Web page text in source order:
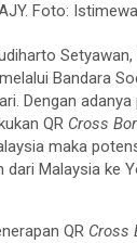
Foto: Istimewa
Bandara
Dengan adanya
QR Cross
maka
dari Malaysia ke
QR Cross